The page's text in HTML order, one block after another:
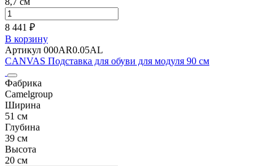
8 441 ₽
В корзину
Артикул 000AR0.05AL
CANVAS Подставка для обуви для модуля 90 см
Фабрика
Camelgroup
Ширина
51 см
Глубина
39 см
Высота
20 см